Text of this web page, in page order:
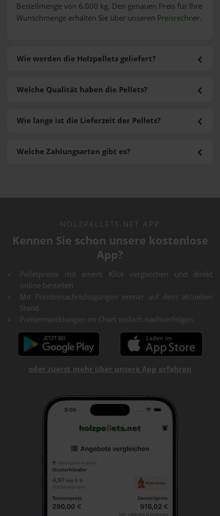
Bestellmenge von 6.000 kg. Den genauen Preis für Ihre
Wunschmenge erhalten Sie über unseren Preisrechner.
Wie werden die Holzpellets geliefert?
Welche Zahlungsarten gibt es?
Welche Qualität haben die Pellets?
Wie lange ist die Lieferzeit der Pellets?
HOLZPELLETS.NET APP
Kennen Sie schon unsere kostenlose
App?
Pelletpreise mit einem Klick vergleichen und direkt
online bestellen
Mit Preisbenachrichtigungen immer auf dem aktuellen
Stand
Preisentwicklungen im Chart einfach nachverfolgen
oder zuerst mehr über unsere App erfahren